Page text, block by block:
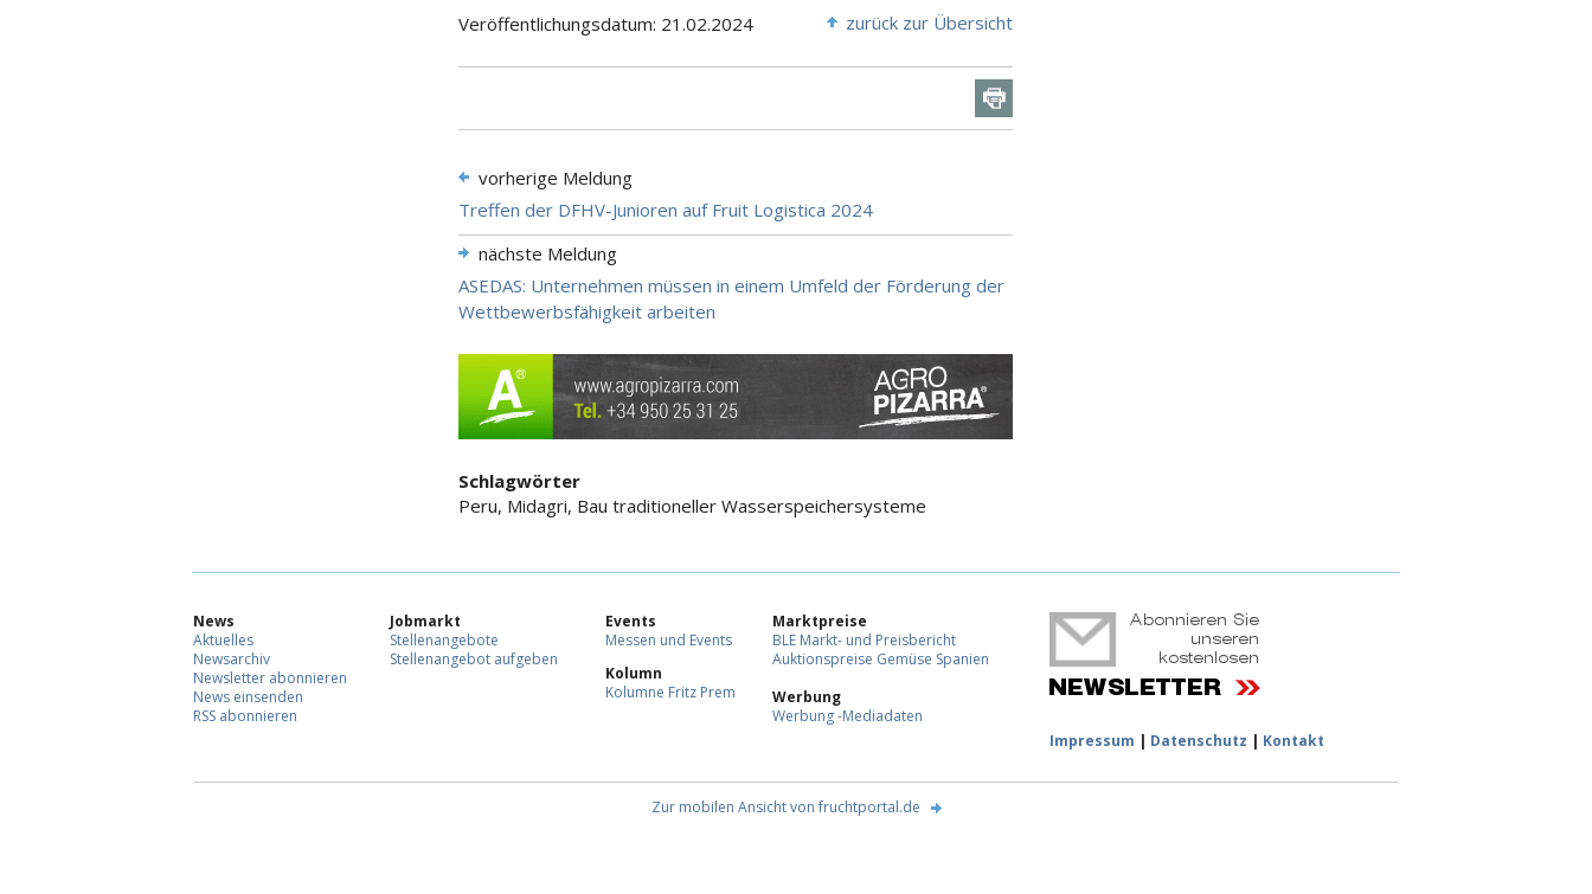
Veröffentlichungsdatum: 21.02.2024 zurück zur Übersicht
vorherige Meldung
Treffen der DFHV-Junioren auf Fruit Logistica 2024
nächste Meldung
ASEDAS: Unternehmen müssen in einem Umfeld der Förderung der
Wettbewerbsfähigkeit arbeiten
Schlagwörter
Peru, Midagri, Bau traditioneller Wasserspeichersysteme
News
Aktuelles
Newsarchiv
Newsletter abonnieren
News einsenden
RSS abonnieren
Jobmarkt
Stellenangebote
Stellenangebot aufgeben
Events
Messen und Events
Kolumn
Kolumne Fritz Prem
Marktpreise
BLE Markt- und Preisbericht
Auktionspreise Gemüse Spanien
Werbung
Werbung -Mediadaten
Impressum | Datenschutz | Kontakt
Zur mobilen Ansicht von fruchtportal.de